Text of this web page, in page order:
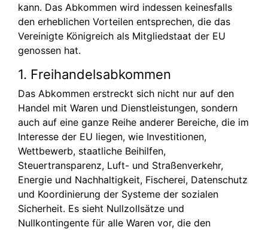
kann. Das Abkommen wird indessen keinesfalls
den erheblichen Vorteilen entsprechen, die das
Vereinigte Königreich als Mitgliedstaat der EU
genossen hat.
1. Freihandelsabkommen
Das Abkommen erstreckt sich nicht nur auf den
Handel mit Waren und Dienstleistungen, sondern
auch auf eine ganze Reihe anderer Bereiche, die im
Interesse der EU liegen, wie Investitionen,
Wettbewerb, staatliche Beihilfen,
Steuertransparenz, Luft- und Straßenverkehr,
Energie und Nachhaltigkeit, Fischerei, Datenschutz
und Koordinierung der Systeme der sozialen
Sicherheit. Es sieht Nullzollsätze und
Nullkontingente für alle Waren vor, die den